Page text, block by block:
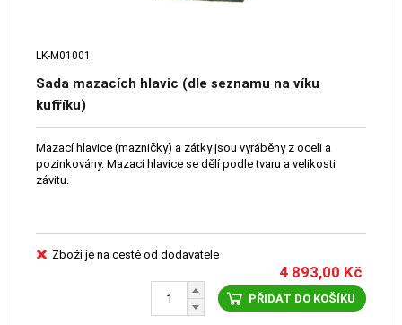
LK-M01001
Sada mazacích hlavic (dle seznamu na víku
kufříku)
Mazací hlavice (mazničky) a zátky jsou vyráběny z oceli a
pozinkovány. Mazací hlavice se dělí podle tvaru a velikosti
závitu.
Zboží je na cestě od dodavatele
4 893,00 Kč
PŘIDAT DO KOŠÍKU